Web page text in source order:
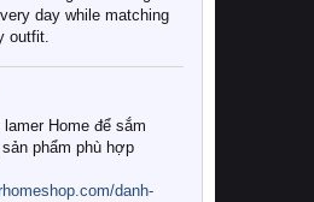
day while matching
outfit.
Home để sắm
phẩm phù hợp
danh-